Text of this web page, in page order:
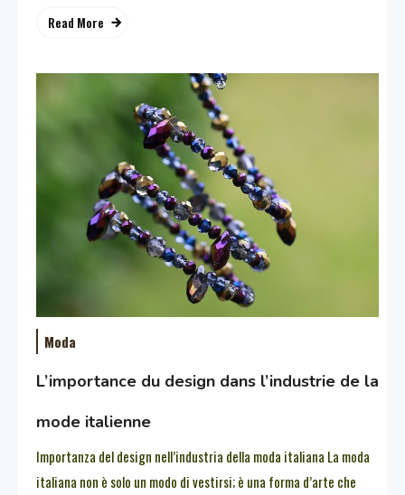
Read More
Moda
L’importance du design dans l’industrie de la
mode italienne
Importanza del design nell’industria della moda italiana La moda
italiana non è solo un modo di vestirsi; è una forma d’arte che